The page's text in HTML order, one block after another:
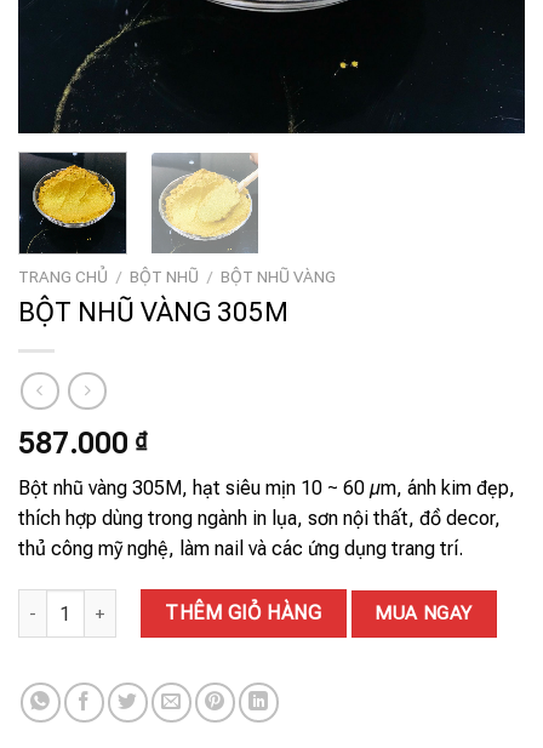
TRANG CHỦ / BỘT NHŨ / BỘT NHŨ VÀNG
BỘT NHŨ VÀNG 305M
587.000 ₫
Bột nhũ vàng 305M, hạt siêu mịn 10 ~ 60 µm, ánh kim đẹp,
thích hợp dùng trong ngành in lụa, sơn nội thất, đồ decor,
thủ công mỹ nghệ, làm nail và các ứng dụng trang trí.
BỘT NHŨ VÀNG 305M số lượng
THÊM GIỎ HÀNG MUA NGAY